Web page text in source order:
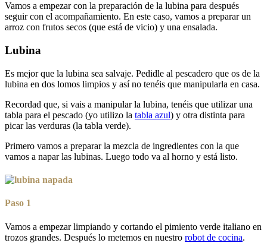
Vamos a empezar con la preparación de la lubina para después
seguir con el acompañamiento. En este caso, vamos a preparar un
arroz con frutos secos (que está de vicio) y una ensalada.
Lubina
Es mejor que la lubina sea salvaje. Pedidle al pescadero que os de la
lubina en dos lomos limpios y así no tenéis que manipularla en casa.
Recordad que, si vais a manipular la lubina, tenéis que utilizar una
tabla para el pescado (yo utilizo la tabla azul) y otra distinta para
picar las verduras (la tabla verde).
Primero vamos a preparar la mezcla de ingredientes con la que
vamos a napar las lubinas. Luego todo va al horno y está listo.
Paso 1
Vamos a empezar limpiando y cortando el pimiento verde italiano en
trozos grandes. Después lo metemos en nuestro robot de cocina.